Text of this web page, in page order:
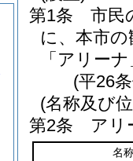
第1条
市民
に、本市
「アリー
(平26
(名称及び
第2条
アリ
名